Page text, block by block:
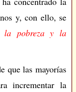
y, con ello, se
la pobreza y la
que las mayorías
incrementar la